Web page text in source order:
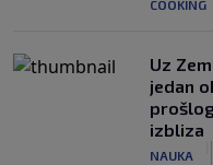
COOKING
Uz
jedan
izbliza
NAUKA